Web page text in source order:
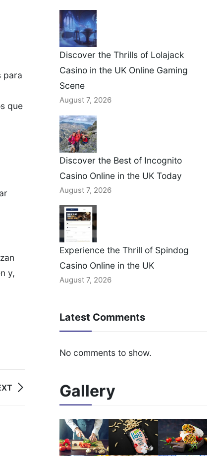
para
que
y,
05
Discover the Thrills of Lolajack
Casino in the UK Online Gaming
Scene
August 7, 2026
Discover the Best of Incognito
Casino Online in the UK Today
August 7, 2026
Experience the Thrill of Spindog
Casino Online in the UK
August 7, 2026
Latest Comments
No comments to show.
Gallery